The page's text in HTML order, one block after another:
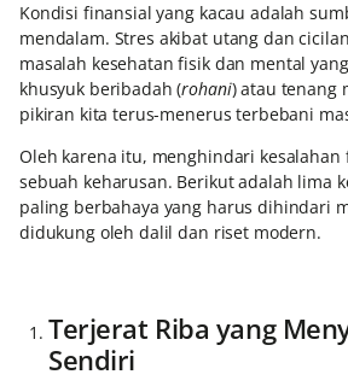
Kondisi finansial yang kacau adalah
mendalam. Stres akibat utang dan
masalah kesehatan fisik dan mental
khusyuk beribadah (rohani) atau tenang
pikiran kita terus-menerus terbebani
Oleh karena itu, menghindari kesalahan
sebuah keharusan. Berikut adalah lima
paling berbahaya yang harus dihindari
didukung oleh dalil dan riset modern.
Terjerat Riba yang
Sendiri